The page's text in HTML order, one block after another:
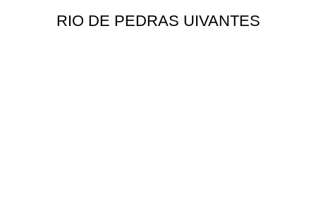
RIO DE PEDRAS UIVANTES